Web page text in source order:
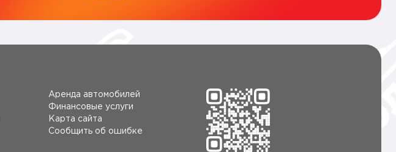
Аренда автомобилей
Финансовые услуги
Карта сайта
Сообщить об ошибке